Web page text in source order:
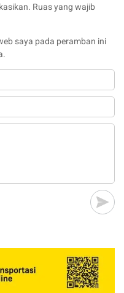
Ruas yang wajib
saya pada peramban ini